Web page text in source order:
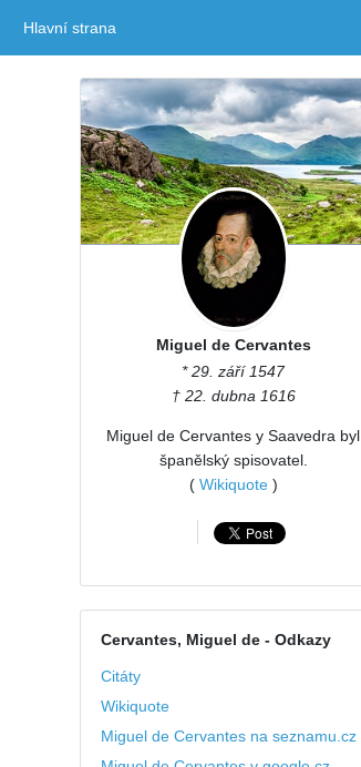
Hlavní strana
Miguel de Cervantes
* 29. září 1547
† 22. dubna 1616
Miguel de Cervantes y Saavedra byl
španělský spisovatel.
( Wikiquote)
Cervantes, Miguel de- Odkazy
Citáty
Wikiquote
Miguel de Cervantes na seznamu.cz